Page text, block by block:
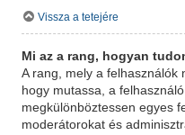
Vissza a tetejére
Mi az a rang, hogyan
A rang, mely a felhasználók
hogy mutassa, a
megkülönböztessen egyes
moderátorokat és